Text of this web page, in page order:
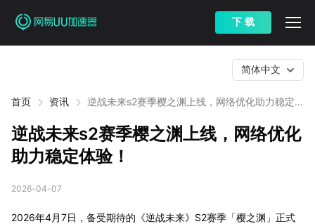
下 载
首页 资讯
逆战未来s2赛季樱之渊上线，网络优化助力稳定
简体中文
逆战未来s2赛季樱之渊上线，网络优化
助力稳定体验！
2026-04-07
2026年4月7日，备受期待的《逆战未来》S2赛季「樱之渊」正式